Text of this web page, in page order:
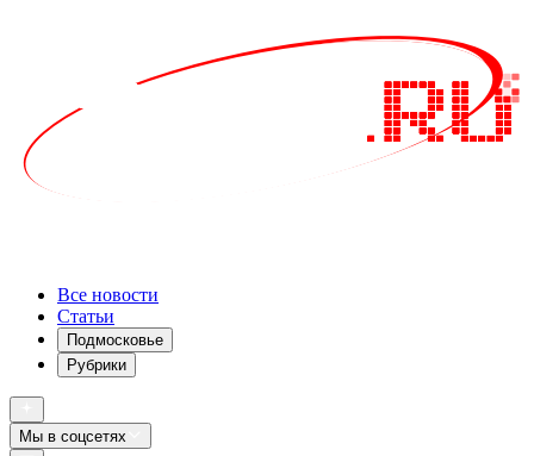
Все новости
Статьи
Подмосковье
Рубрики
Мы в соцсетях